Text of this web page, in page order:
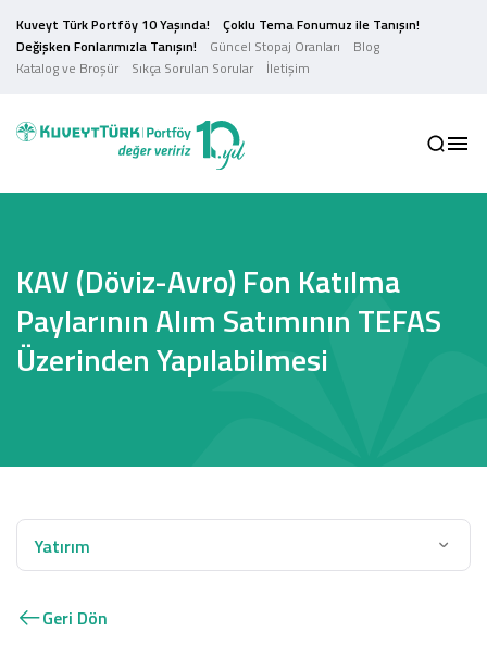
Kuveyt Türk Portföy 10 Yaşında!
Çoklu Tema Fonumuz ile Tanışın!
Değişken Fonlarımızla Tanışın!
Güncel Stopaj Oranları
Blog
Katalog ve Broşür
Sıkça Sorulan Sorular İletişim
KAV (Döviz-Avro) Fon Katılma
Paylarının Alım Satımının TEFAS
Üzerinden Yapılabilmesi
Yatırım
Geri Dön